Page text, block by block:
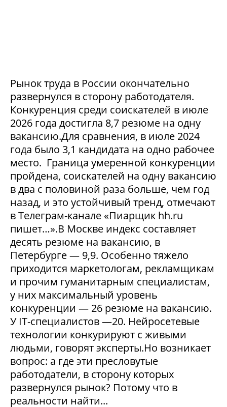
Рынок труда в России окончательно
развернулся в сторону работодателя.
Конкуренция среди соискателей в июле
2026 года достигла 8,7 резюме на одну
вакансию.Для сравнения, в июле 2024
года было 3,1 кандидата на одно рабочее
место. Граница умеренной конкуренции
пройдена, соискателей на одну вакансию
в два с половиной раза больше, чем год
назад, и это устойчивый тренд, отмечают
в Телеграм-канале «Пиарщик hh.ru
пишет…».В Москве индекс составляет
десять резюме на вакансию, в
Петербурге — 9,9. Особенно тяжело
приходится маркетологам, рекламщикам
и прочим гуманитарным специалистам,
у них максимальный уровень
конкуренции — 26 резюме на вакансию.
У IT-специалистов —20. Нейросетевые
технологии конкурируют с живыми
людьми, говорят эксперты.Но возникает
вопрос: а где эти пресловутые
работодатели, в сторону которых
развернулся рынок? Потому что в
реальности найти...